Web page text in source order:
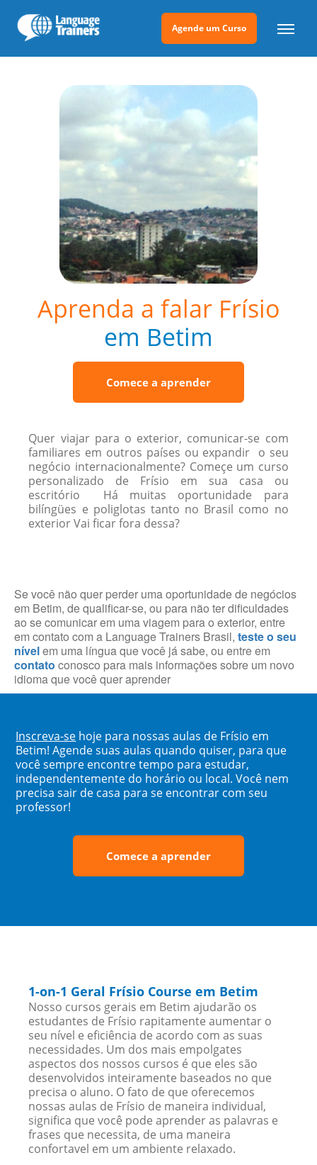
Agende um Curso
Aprenda a falar Frísio
em Betim
Comece a aprender
Quer viajar para o exterior, comunicar-se com
familiares em outros países ou expandir o seu
negócio internacionalmente? Começe um curso
personalizado de Frísio em sua casa ou
escritório Há muitas oportunidade para
bilíngües e poliglotas tanto no Brasil como no
exterior Vai ficar fora dessa?
Se você não quer perder uma oportunidade de negócios
em Betim, de qualificar-se, ou para não ter dificuldades
ao se comunicar em uma viagem para o exterior, entre
em contato com a Language Trainers Brasil, teste o seu
nívelem uma língua que você já sabe, ou entre em
contato conosco para mais informações sobre um novo
idioma que você quer aprender
Inscreva-se hoje para nossas aulas de Frísio em
Betim! Agende suas aulas quando quiser, para que
você sempre encontre tempo para estudar,
independentemente do horário ou local. Você nem
precisa sair de casa para se encontrar com seu
professor!
Comece a aprender
1-on-1 Geral Frísio Course em Betim
Nosso cursos gerais em Betim ajudarão os
estudantes de Frísio rapitamente aumentar o
seu nível e eficiência de acordo com as suas
necessidades. Um dos mais empolgates
aspectos dos nossos cursos é que eles são
desenvolvidos inteiramente baseados no que
precisa o aluno. O fato de que oferecemos
nossas aulas de Frísio de maneira individual,
significa que você pode aprender as palavras e
frases que necessita, de uma maneira
confortavel em um ambiente relaxado.